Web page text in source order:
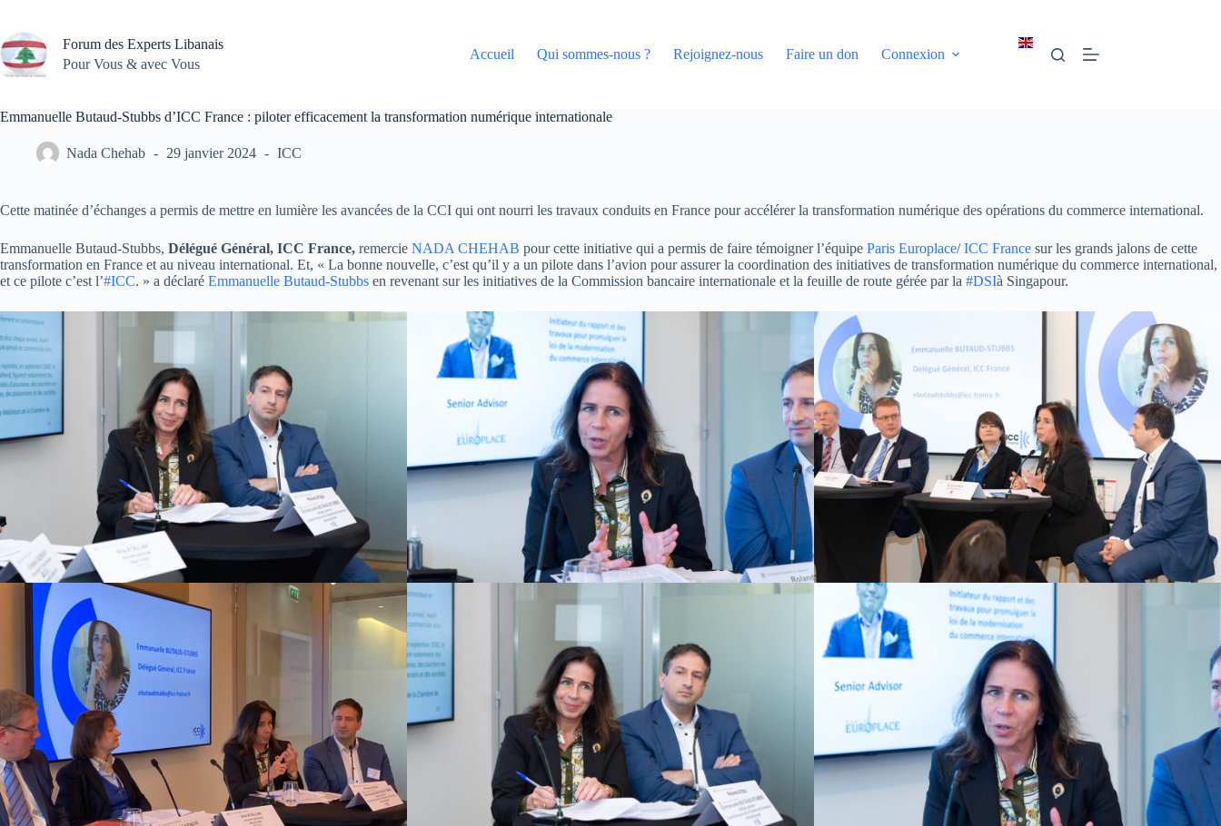
contenu
Forum des Experts Libanais
Pour Vous & avec Vous
Accueil Qui sommes-nous ? Rejoignez-nous Faire un don Connexion
Emmanuelle Butaud-Stubbs d’ICC France : piloter efficacement la transformation numérique internationale
Nada Chehab 29 janvier 2024 ICC
Cette matinée d’échanges a permis de mettre en lumière les avancées de la CCI qui ont nourri les travaux conduits en France pour accélérer la transformation numérique des opérations du commerce international.
Emmanuelle Butaud-Stubbs, Délégué Général, ICC France, remercie NADA CHEHAB pour cette initiative qui a permis de faire témoigner l’équipe Paris Europlace/ICC France sur les grands jalons de cette
transformation en France et au niveau international. Et, « La bonne nouvelle, c’est qu’il y a un pilote dans l’avion pour assurer la coordination des initiatives de transformation numérique du commerce international,
et ce pilote c’est l’#ICC. » a déclaré Emmanuelle Butaud-Stubbs en revenant sur les initiatives de la Commission bancaire internationale et la feuille de route gérée par la #DSIà Singapour.